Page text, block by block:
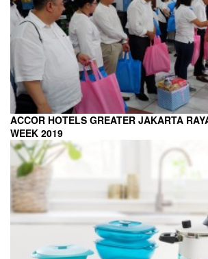
ACCOR HOTELS GREATER JAKARTA
WEEK 2019